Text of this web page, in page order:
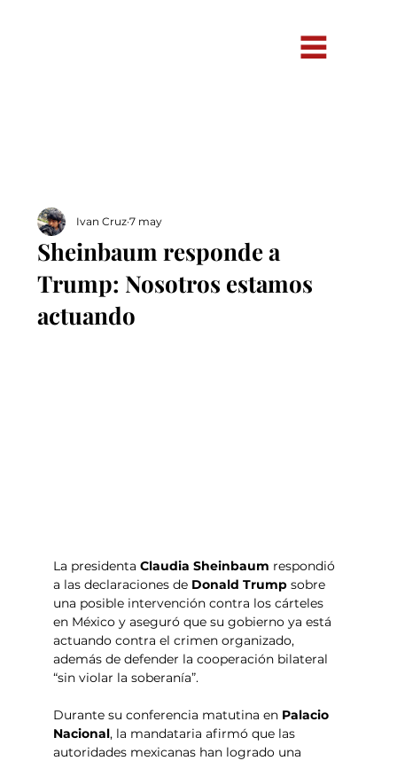
Sheinbaum responde a
Trump: Nosotros estamos
actuando
Ivan Cruz 7 may
La presidenta Claudia Sheinbaum respondió
a las declaraciones de Donald Trump sobre
una posible intervención contra los cárteles
en México y aseguró que su gobierno ya está
actuando contra el crimen organizado,
además de defender la cooperación bilateral
“sin violar la soberanía”.
Durante su conferencia matutina en Palacio
Nacional, la mandataria afirmó que las
autoridades mexicanas han logrado una